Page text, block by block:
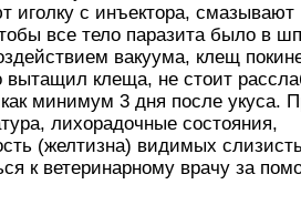
с инъектора, смазывают
все тело паразита было в
вакуума, клещ
вытащил клеща, не стоит
минимум 3 дня после укуса.
лихорадочные состояния,
(желтизна) видимых
к ветеринарному врачу за